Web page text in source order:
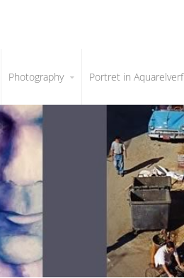
Photography Portret in Aquarelverf